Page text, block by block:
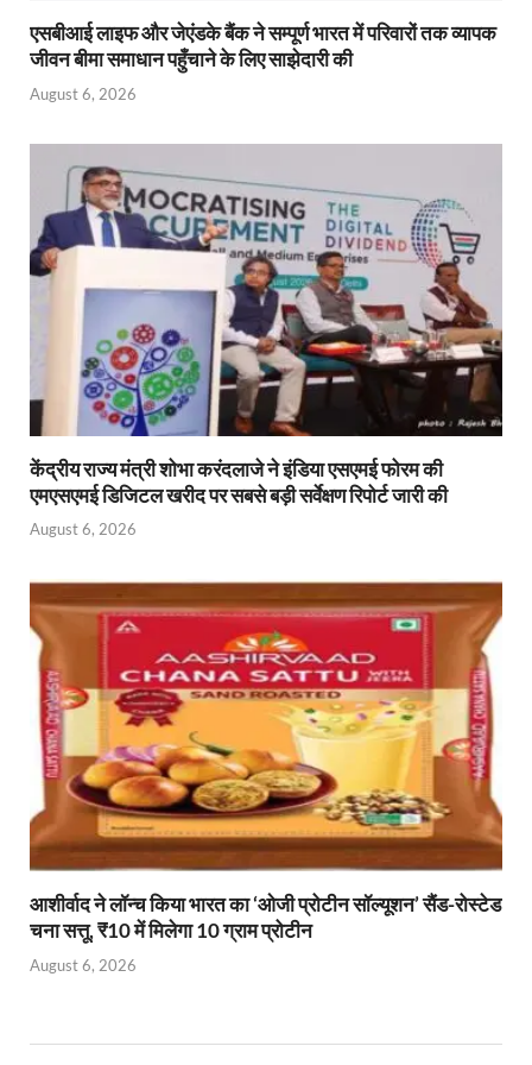
एसबीआई लाइफ और जेएंडके बैंक ने सम्पूर्ण भारत में परिवारों तक व्यापक
जीवन बीमा समाधान पहुँचाने के लिए साझेदारी की
August 6, 2026
केंद्रीय राज्य मंत्री शोभा करंदलाजे ने इंडिया एसएमई फोरम की
एमएसएमई डिजिटल खरीद पर सबसे बड़ी सर्वेक्षण रिपोर्ट जारी की
August 6, 2026
आशीर्वाद ने लॉन्च किया भारत का ‘ओजी प्रोटीन सॉल्यूशन’ सैंड-रोस्टेड
चना सत्तू, ₹10 में मिलेगा 10 ग्राम प्रोटीन
August 6, 2026